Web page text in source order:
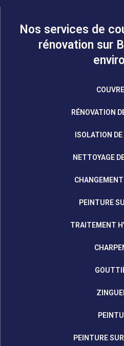
Nos services de
rénovation sur
RÉNOVATION
ISOLATION
NETTOYAGE
PEINTURE
TRAITEMENT
PEINTURE